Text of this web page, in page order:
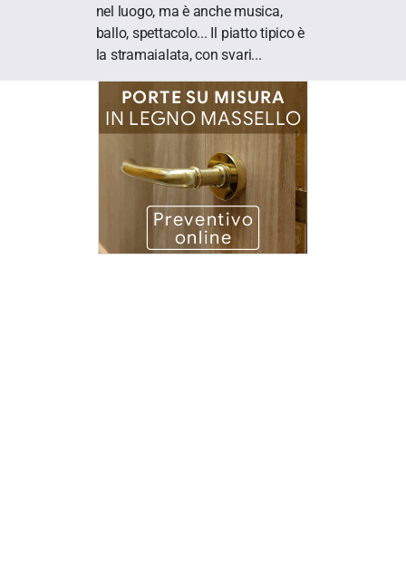
nel luogo, ma è anche musica,
ballo, spettacolo... Il piatto tipico è
la stramaialata, con svari...